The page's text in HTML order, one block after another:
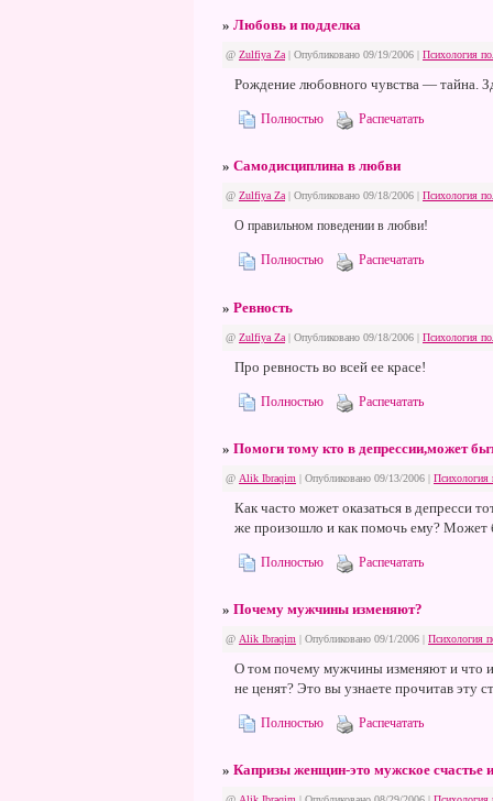
» Любовь и подделка
@ Zulfiya Za | Опубликовано 09/19/2006 | Психология
Рождение любовного чувства — тайна.
Полностью Распечатать
» Самодисциплина в любви
@ Zulfiya Za| Опубликовано 09/18/2006 | Психология
О правильном поведении в любви!
Полностью Распечатать
» Ревность
@ Zulfiya Za | Опубликовано 09/18/2006 | Психология
Про ревность во всей ее красе!
Полностью Распечатать
» Помоги тому кто в депрессии,может
@ Alik Ibraqim | Опубликовано 09/13/2006 | Психология
Как часто может оказаться в депресси
же произошло и как помочь ему? Может
Полностью Распечатать
» Почему мужчины изменяют?
@ Alik Ibraqim | Опубликовано 09/1/2006 | Психология
О том почему мужчины изменяют и что
не ценят? Это вы узнаете прочитав эту
Полностью Распечатать
» Капризы женщин-это мужское счастье